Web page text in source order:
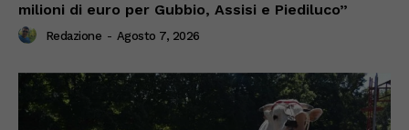
milioni di euro per Gubbio, Assisi e Piediluco”
Redazione - Agosto 7, 2026